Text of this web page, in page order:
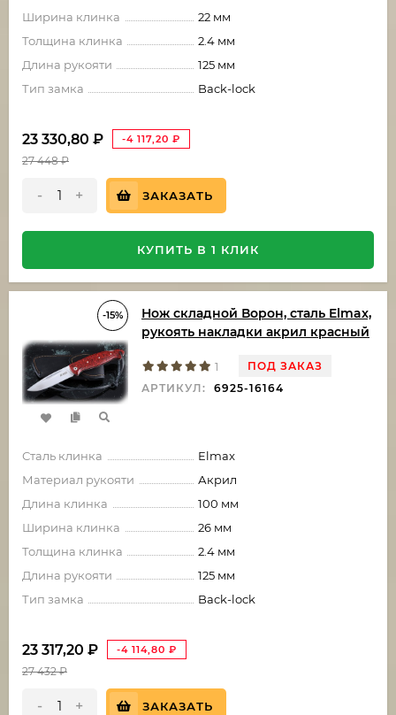
Ширина клинка
22 мм
Толщина клинка
2.4 мм
Длина рукояти
125 мм
Тип замка
Back-lock
23 330,80 ₽ -4 117,20 ₽
27 448₽
- + ЗАКАЗАТЬ
КУПИТЬ В 1 КЛИК
-15%
Нож складной Ворон, сталь Elmax,
рукоять накладки акрил красный
1
ПОД ЗАКАЗ
АРТИКУЛ:
6925-16164
Сталь клинка
Elmax
Материал рукояти
Акрил
Длина клинка
100 мм
Ширина клинка
26 мм
Толщина клинка
2.4 мм
Длина рукояти
125 мм
Тип замка
Back-lock
23 317,20 ₽ -4 114,80 ₽
27 432₽
- + ЗАКАЗАТЬ